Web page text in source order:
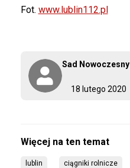
18 lutego 2020
Sad Nowoczesny
Fot. www.lublin112.pl
lublin ciągniki rolnicze